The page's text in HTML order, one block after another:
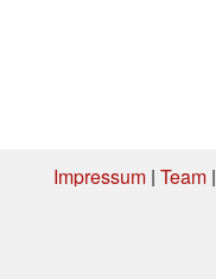
Impressum| Team|